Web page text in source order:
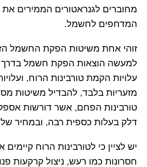
מחוברים לגנראטורים הממירים את
המדחפים לחשמל.
זוהי אחת משיטות הפקת החשמל
למעשה הוצאות הפקת חשמל בדרך
עלויות הקמת טורבינות הרוח,
מזעריות בלבד, להבדיל משיטות
טורבינות הפחם, אשר דורשות
דלק בעלות כספית רבה, ובמחיר
יש לציין כי לטורבינות הרוח
חסרונות כמו רעש, ניצול קרקעות